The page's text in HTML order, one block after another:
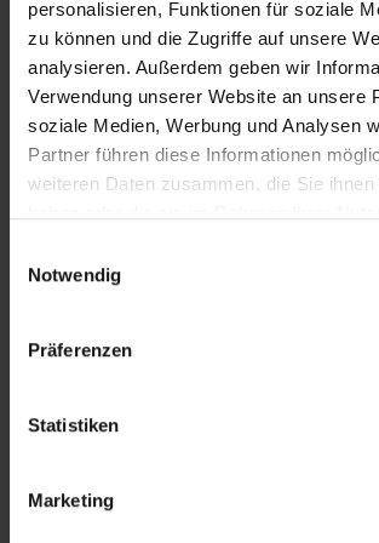
personalisieren, Funktionen für soziale
zu können und die Zugriffe auf unsere
analysieren. Außerdem geben wir
Verwendung unserer Website an unsere
soziale Medien, Werbung und Analysen
Partner führen diese Informationen
weiteren Daten zusammen, die Sie
Notwendig
Präferenzen
Statistiken
Marketing
Teile diese Reise
Mit dem Schiff durch die
Festtage
Festlicher
auf der
Jetzt
Routenplan